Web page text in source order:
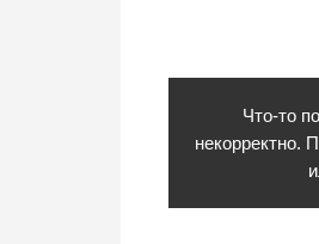
Что-то
некорректно.